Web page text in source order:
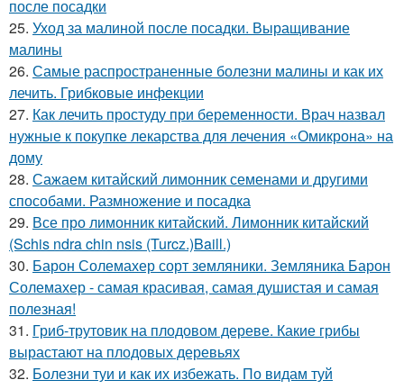
после посадки
25. Уход за малиной после посадки. Выращивание
малины
26. Самые распространенные болезни малины и как их
лечить. Грибковые инфекции
27. Как лечить простуду при беременности. Врач назвал
нужные к покупке лекарства для лечения «Омикрона» на
дому
28. Сажаем китайский лимонник семенами и другими
способами. Размножение и посадка
29. Все про лимонник китайский. Лимонник китайский
(Schis ndra chin nsis (Turcz.)Baill.)
30. Барон Солемахер сорт земляники. Земляника Барон
Солемахер - самая красивая, самая душистая и самая
полезная!
31. Гриб-трутовик на плодовом дереве. Какие грибы
вырастают на плодовых деревьях
32. Болезни туи и как их избежать. По видам туй